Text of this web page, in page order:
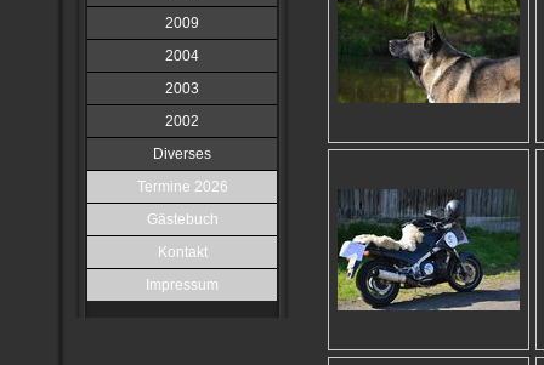
2009
2004
2003
2002
Diverses
Termine 2026
Gästebuch
Kontakt
Impressum